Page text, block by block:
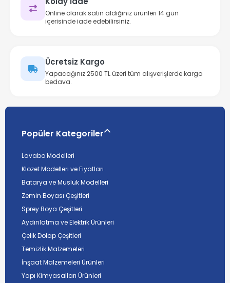
Online olarak satın aldığınız ürünleri 14 gün
içerisinde iade edebilirsiniz.
Ücretsiz Kargo
Yapacağınız 2500 TL üzeri tüm alışverişlerde kargo
bedava.
Popüler Kategoriler
Lavabo Modelleri
Klozet Modelleri ve Fiyatları
Batarya ve Musluk Modelleri
Zemin Boyası Çeşitleri
Sprey Boya Çeşitleri
Aydınlatma ve Elektrik Ürünleri
Çelik Dolap Çeşitleri
Temizlik Malzemeleri
İnşaat Malzemeleri Ürünleri
Yapı Kimyasalları Ürünleri